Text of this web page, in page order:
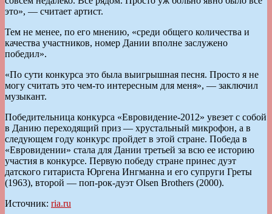
это», — считает артист.
Тем не менее, по его мнению, «среди общего количества и
качества участников, номер Дании вполне заслужено
победил».
«По сути конкурса это была выигрышная песня. Просто я не
могу считать это чем-то интересным для меня», — заключил
музыкант.
Победительница конкурса «Евровидение-2012» увезет с собой
в Данию переходящий приз — хрустальный микрофон, а в
следующем году конкурс пройдет в этой стране. Победа в
«Евровидении» стала для Дании третьей за всю ее историю
участия в конкурсе. Первую победу стране принес дуэт
датского гитариста Юргена Ингманна и его супруги Греты
(1963), второй — поп-рок-дуэт Olsen Brothers (2000).
Источник: ria.ru